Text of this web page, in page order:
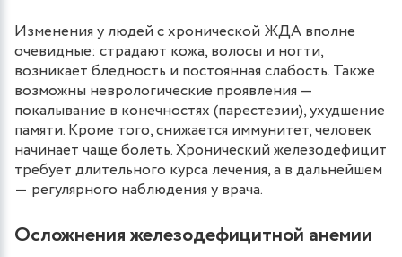
Изменения у людей с хронической ЖДА вполне
очевидные: страдают кожа, волосы и ногти,
возникает бледность и постоянная слабость. Также
возможны неврологические проявления —
покалывание в конечностях (парестезии), ухудшение
памяти. Кроме того, снижается иммунитет, человек
начинает чаще болеть. Хронический железодефицит
требует длительного курса лечения, а в дальнейшем
― регулярного наблюдения у врача.
Осложнения железодефицитной анемии